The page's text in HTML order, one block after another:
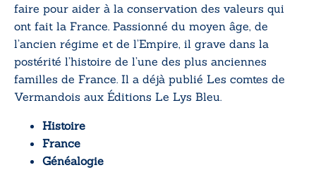
faire pour aider à la conservation des valeurs qui
ont fait la France. Passionné du moyen âge, de
l’ancien régime et de l’Empire, il grave dans la
postérité l’histoire de l’une des plus anciennes
familles de France. Il a déjà publié Les comtes de
Vermandois aux Éditions Le Lys Bleu.
Histoire
France
Généalogie